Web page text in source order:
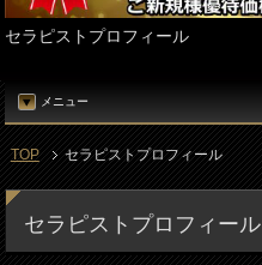
セラピストプロフィール
メニュー
TOP セラピストプロフィール
セラピストプロフィール